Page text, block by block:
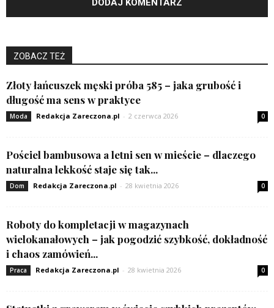
ZOBACZ TEŻ
Złoty łańcuszek męski próba 585 – jaka grubość i
długość ma sens w praktyce
Moda Redakcja Zareczona.pl - 2 czerwca 2026 0
Pościel bambusowa a letni sen w mieście – dlaczego
naturalna lekkość staje się tak...
Dom Redakcja Zareczona.pl - 28 kwietnia 2026 0
Roboty do kompletacji w magazynach
wielokanałowych – jak pogodzić szybkość, dokładność
i chaos zamówień...
Praca Redakcja Zareczona.pl - 28 kwietnia 2026 0